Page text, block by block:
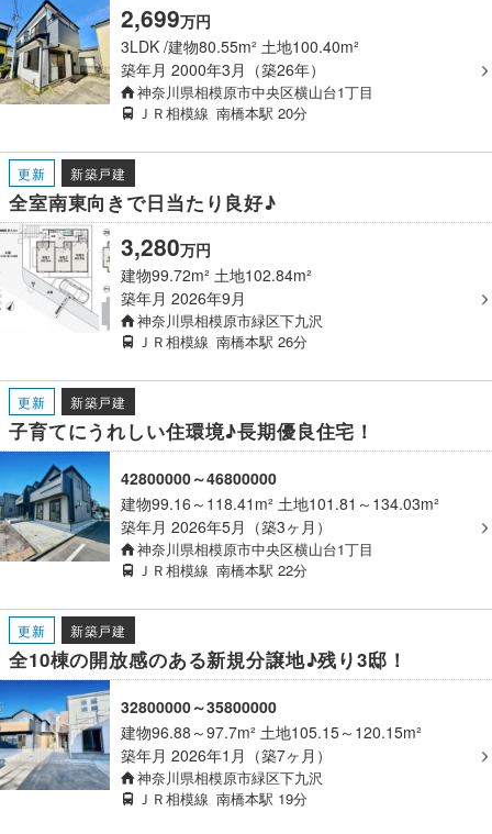
3LDK 建物80.55m² 土地100.40m²
築年月 2000年3月（築26年）
神奈川県相模原市中央区横山台1丁目
ＪＲ相模線 南橋本駅 20分
2,699万円
更新 新築戸建
全室南東向きで日当たり良好♪
建物99.72m² 土地102.84m²
築年月 2026年9月
神奈川県相模原市緑区下九沢
ＪＲ相模線 南橋本駅 26分
3,280万円
更新 新築戸建
子育てにうれしい住環境♪長期優良住宅！
建物99.16～118.41m² 土地101.81～134.03m²
築年月 2026年5月（築3ヶ月）
神奈川県相模原市中央区横山台1丁目
ＪＲ相模線 南橋本駅 22分
42800000～46800000
更新 新築戸建
全10棟の開放感のある新規分譲地♪残り3邸！
建物96.88～97.7m² 土地105.15～120.15m²
築年月 2026年1月（築7ヶ月）
神奈川県相模原市緑区下九沢
ＪＲ相模線 南橋本駅 19分
32800000～35800000